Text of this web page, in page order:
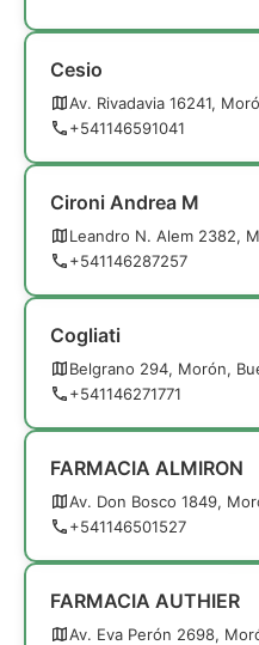
Cesio
Av. Rivadavia 16241,
+541146591041
Cironi Andrea M
Leandro N. Alem 2382,
+541146287257
Cogliati
Belgrano 294, Morón,
+541146271771
FARMACIA ALMIRON
Av. Don Bosco 1849,
+541146501527
FARMACIA AUTHIER
Av. Eva Perón 2698,